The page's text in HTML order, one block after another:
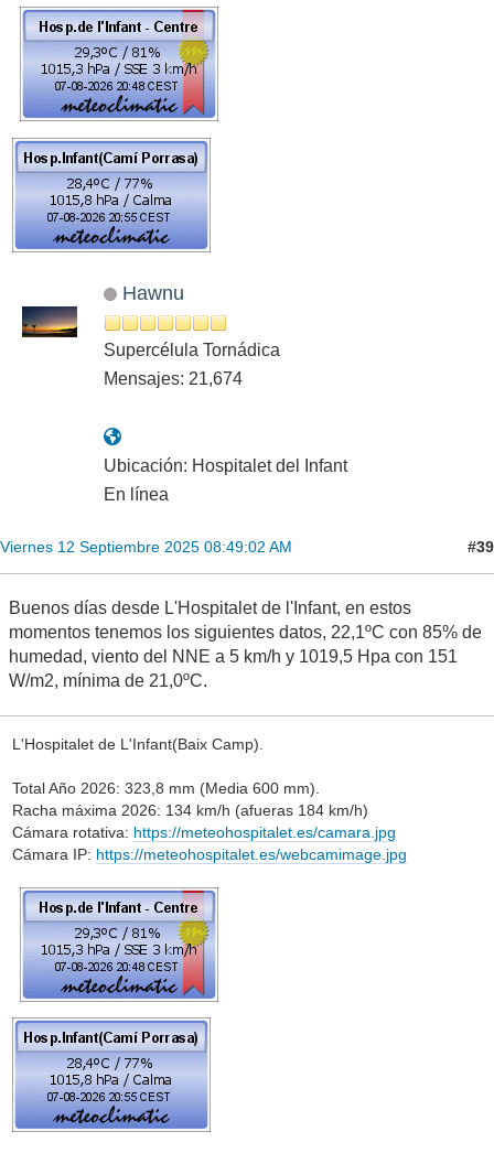
Hawnu
Supercélula Tornádica
Mensajes: 21,674
Ubicación: Hospitalet del Infant
En línea
Viernes 12 Septiembre 2025 08:49:02 AM #39
Buenos días desde L'Hospitalet de l'Infant, en estos
momentos tenemos los siguientes datos, 22,1ºC con 85% de
humedad, viento del NNE a 5 km/h y 1019,5 Hpa con 151
W/m2, mínima de 21,0ºC.
L'Hospitalet de L'Infant(Baix Camp).
Total Año 2026: 323,8 mm (Media 600 mm).
Racha máxima 2026: 134 km/h (afueras 184 km/h)
Cámara rotativa: https://meteohospitalet.es/camara.jpg
Cámara IP: https://meteohospitalet.es/webcamimage.jpg